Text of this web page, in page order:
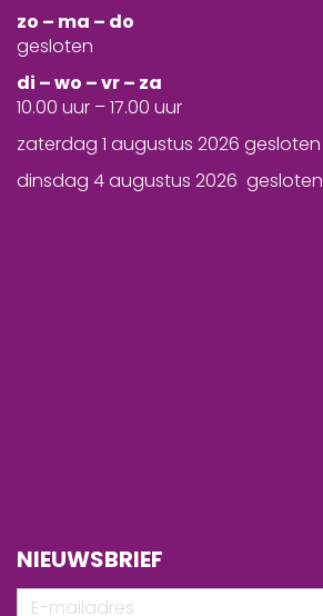
zo – ma – do
gesloten
di – wo – vr – za
10.00 uur – 17.00 uur
zaterdag 1 augustus 2026 gesloten
dinsdag 4 augustus 2026 gesloten
NIEUWSBRIEF